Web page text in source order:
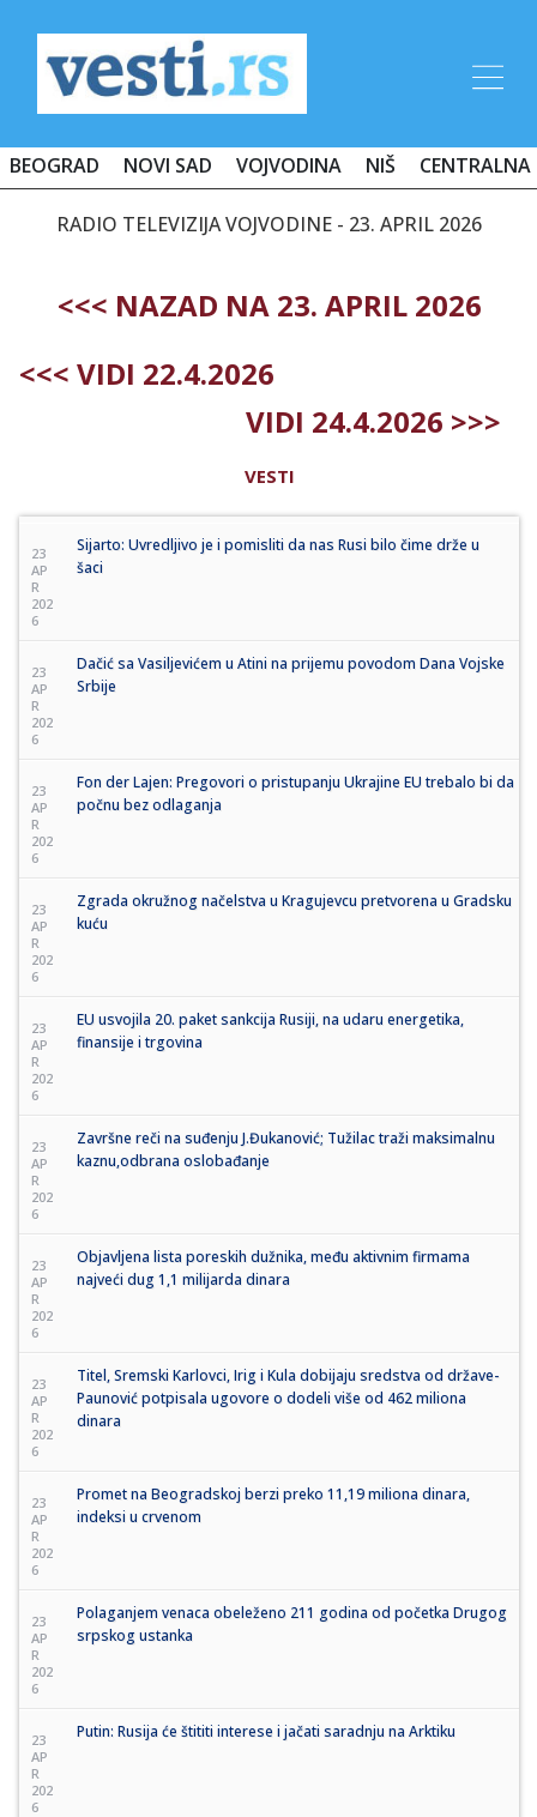
BEOGRAD NOVI SAD VOJVODINA NIŠ CENTRALNA
RADIO TELEVIZIJA VOJVODINE - 23. APRIL 2026
<<< NAZAD NA 23. APRIL 2026
<<< VIDI 22.4.2026
VIDI 24.4.2026 >>>
VESTI
23
AP
R
202
6
Sijarto: Uvredljivo je i pomisliti da nas Rusi bilo čime drže u
šaci
23
AP
R
202
6
Dačić sa Vasiljevićem u Atini na prijemu povodom Dana Vojske
Srbije
23
AP
R
202
6
Fon der Lajen: Pregovori o pristupanju Ukrajine EU trebalo bi da
počnu bez odlaganja
23
AP
R
202
6
Zgrada okružnog načelstva u Kragujevcu pretvorena u Gradsku
kuću
23
AP
R
202
6
EU usvojila 20. paket sankcija Rusiji, na udaru energetika,
finansije i trgovina
23
AP
R
202
6
Završne reči na suđenju J.Đukanović; Tužilac traži maksimalnu
kaznu,odbrana oslobađanje
23
AP
R
202
6
Objavljena lista poreskih dužnika, među aktivnim firmama
najveći dug 1,1 milijarda dinara
23
AP
R
202
6
Titel, Sremski Karlovci, Irig i Kula dobijaju sredstva od države-
Paunović potpisala ugovore o dodeli više od 462 miliona
dinara
23
AP
R
202
6
Promet na Beogradskoj berzi preko 11,19 miliona dinara,
indeksi u crvenom
23
AP
R
202
6
Polaganjem venaca obeleženo 211 godina od početka Drugog
srpskog ustanka
23
AP
R
202
6
Putin: Rusija će štititi interese i jačati saradnju na Arktiku